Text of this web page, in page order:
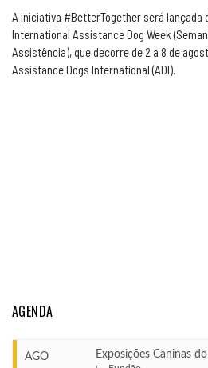
A iniciativa #BetterTogether será lançada
International Assistance Dog Week
Assistência), que decorre de 2 a 8 de
Assistance Dogs International (ADI).
AGENDA
AGO Exposições Caninas